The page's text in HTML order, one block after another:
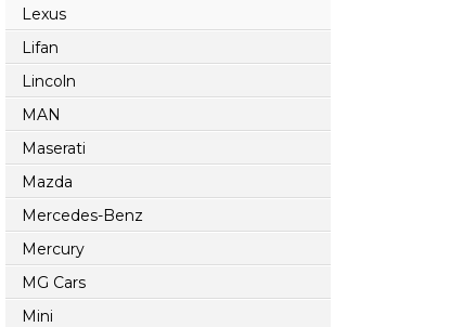
Lexus
Lifan
Lincoln
MAN
Maserati
Mazda
Mercedes-Benz
Mercury
MG Cars
Mini